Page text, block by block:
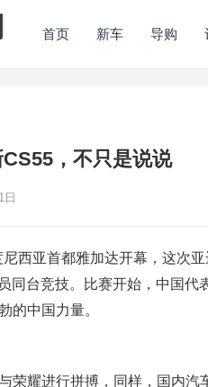
首页 新车 导购
，不只是说说
日
西亚首都雅加达开幕，这次
同台竞技。比赛开始，中国
的中国力量。
荣耀进行拼搏，同样，国内